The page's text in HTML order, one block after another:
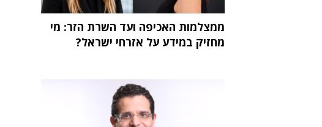
ממצלמות האכיפה ועד השרת הזר: מי
מחזיק במידע על אזרחי ישראל?